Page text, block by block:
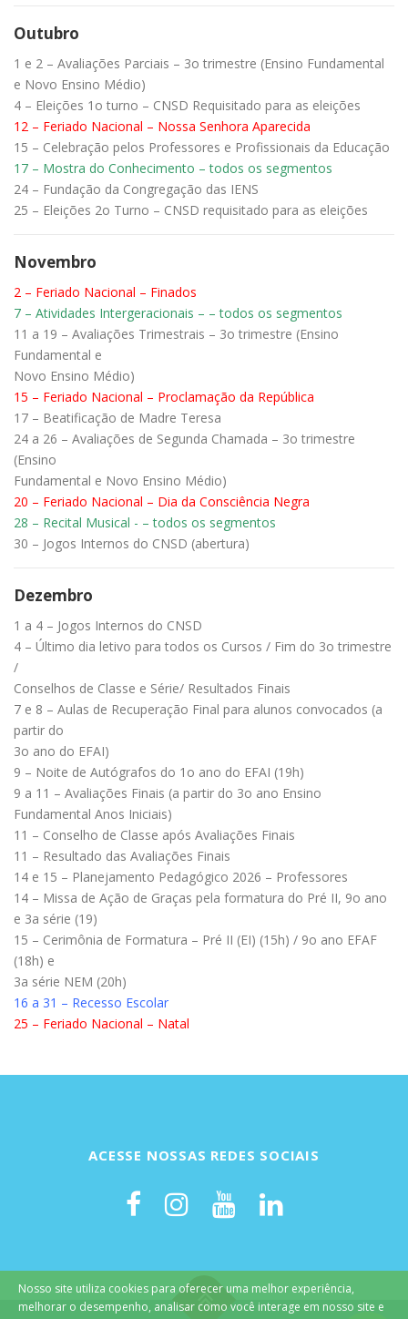
Outubro
1 e 2 – Avaliações Parciais – 3o trimestre (Ensino Fundamental
e Novo Ensino Médio)
4 – Eleições 1o turno – CNSD Requisitado para as eleições
12 – Feriado Nacional – Nossa Senhora Aparecida
15 – Celebração pelos Professores e Profissionais da Educação
17 – Mostra do Conhecimento – todos os segmentos
24 – Fundação da Congregação das IENS
25 – Eleições 2o Turno – CNSD requisitado para as eleições
Novembro
2 – Feriado Nacional – Finados
7 – Atividades Intergeracionais – – todos os segmentos
11 a 19 – Avaliações Trimestrais – 3o trimestre (Ensino
Fundamental e
Novo Ensino Médio)
15 – Feriado Nacional – Proclamação da República
17 – Beatificação de Madre Teresa
24 a 26 – Avaliações de Segunda Chamada – 3o trimestre
(Ensino
Fundamental e Novo Ensino Médio)
20 – Feriado Nacional – Dia da Consciência Negra
28 – Recital Musical - – todos os segmentos
30 – Jogos Internos do CNSD (abertura)
Dezembro
1 a 4 – Jogos Internos do CNSD
4 – Último dia letivo para todos os Cursos / Fim do 3o trimestre
/
Conselhos de Classe e Série/ Resultados Finais
7 e 8 – Aulas de Recuperação Final para alunos convocados (a
partir do
3o ano do EFAI)
9 – Noite de Autógrafos do 1o ano do EFAI (19h)
9 a 11 – Avaliações Finais (a partir do 3o ano Ensino
Fundamental Anos Iniciais)
11 – Conselho de Classe após Avaliações Finais
11 – Resultado das Avaliações Finais
14 e 15 – Planejamento Pedagógico 2026 – Professores
14 – Missa de Ação de Graças pela formatura do Pré II, 9o ano
e 3a série (19)
15 – Cerimônia de Formatura – Pré II (EI) (15h) / 9o ano EFAF
(18h) e
3a série NEM (20h)
16 a 31 – Recesso Escolar
25 – Feriado Nacional – Natal
ACESSE NOSSAS REDES SOCIAIS
Nosso site utiliza cookies para oferecer uma melhor experiência,
melhorar o desempenho, analisar como você interage em nosso site e